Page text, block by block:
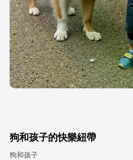
AI視頻
AI照片
其他工具
圖庫
狗和孩子的快樂紐帶
狗和孩子